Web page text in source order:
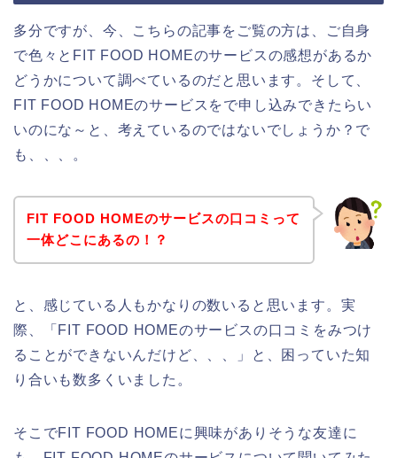
多分ですが、今、こちらの記事をご覧の方は、ご自身
で色々とFIT FOOD HOMEのサービスの感想があるか
どうかについて調べているのだと思います。そして、
FIT FOOD HOMEのサービスをで申し込みできたらい
いのにな～と、考えているのではないでしょうか？で
も、、、。
FIT FOOD HOMEのサービスの口コミって
一体どこにあるの！？
と、感じている人もかなりの数いると思います。実
際、「FIT FOOD HOMEのサービスの口コミをみつけ
ることができないんだけど、、、」と、困っていた知
り合いも数多くいました。
そこでFIT FOOD HOMEに興味がありそうな友達に